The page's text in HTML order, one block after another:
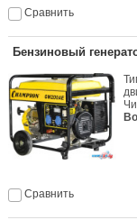
Сравнить
Бензиновый
Сравнить